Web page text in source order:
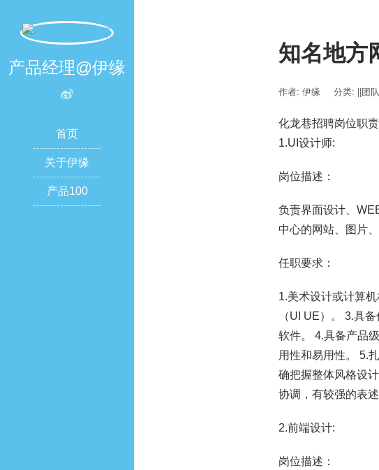
产品经理@伊缘
首页
关于伊缘
产品100
知名地方
作者: 伊缘 分类: ||团
化龙巷招聘岗位职
1.UI设计师:
岗位描述：
负责界面设计、
中心的网站、图片
任职要求：
1.美术设计或计算
（UI UE）。 3.具
软件。 4.具备产品
用性和易用性。 5.
确把握整体风格设
协调，有较强的表述
2.前端设计:
岗位描述：